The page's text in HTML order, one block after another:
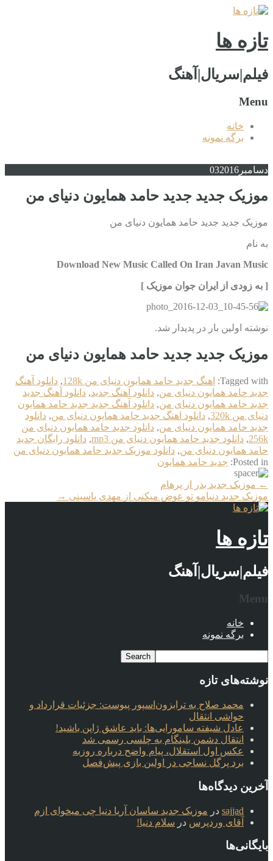
تازه ها
فیلم|سریال|آهنگ
Menu
خانه
برگه نمونه
دسامبر 032016
موزیک جدید جديد حامد همایون دنیای من
موزیک جدید جديد حامد همایون دنیای من
به نام
Download New Music Called On Iran Javan Music
[ به زودی از ایران جوان موزیک ]
نوشته اولین بار در پدیدار شد.
موزیک جدید جديد حامد همایون دنیای من
Tagged with: اهنگ جديد حامد همایون دنیای من 128k , دانلود آهنگ
جديد حامد همایون دنیای من, دانلود آهنگ جدید, دانلود آهنگ جدید
جديد حامد همایون دنیای من, دانلود آهنگ جدید جديد حامد همایون
دنیای من 320k
, دانلود اهنگ جديد حامد همایون دنیای من, دانلود
جديد حامد همایون دنیای من, دانلود جديد حامد همایون دنیای من
256k
, دانلود جديد حامد همایون دنیای من mp3 , دانلود رایگان جديد
حامد همایون دنیای من, دانلود موزیک جديد حامد همایون دنیای من
Posted in: جديد حامد همایون
More
Articles
← موزیک جدید بذر از پرهام
موزیک جدید دنیامو تو عوض میکنی از مهدی یاسینی →
تازه ها
فیلم|سریال|آهنگ
Menu
خانه
برگه نمونه
نوشته‌های تازه
محمد صلاح به ترابزون‌اسپور پیوست: جزئیات قرارداد و
حواشی انتقال
عادل شیفته سامورایی‌ها: باید عاشق ژاپن باشید!
انتقال دشمن بلینگام به چلسی رسمی شد
عکس اول استقلال، پیام واضح درباره روزبه
برد پرگل نساجی در اولین بازی پیش‌فصل
آخرین دیدگاه‌ها
sajjad در موزیک جدید ساسان آریا دنیا چی میخوای ازم
آقای وردپرس در سلام دنیا!
بایگانی‌ها